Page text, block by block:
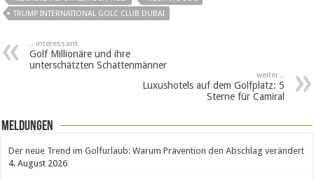
TRUMP INTERNATIONAL GOLC CLUB DUBAI
.. interessant
Golf Millionäre und ihre
unterschätzten Schattenmänner
weiter ..
Luxushotels auf dem Golfplatz: 5
Sterne für Camiral
Meldungen
Der neue Trend im Golfurlaub: Warum Prävention den Abschlag verändert
4. August 2026